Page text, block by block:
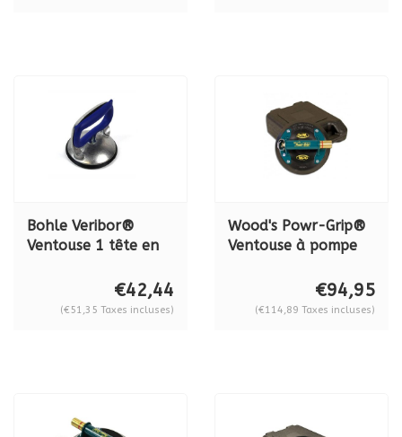
Bohle Veribor®
Ventouse 1 tête en
€42,44
(€51,35 Taxes incluses)
Wood's Powr-Grip®
Ventouse à pompe
€94,95
(€114,89 Taxes incluses)